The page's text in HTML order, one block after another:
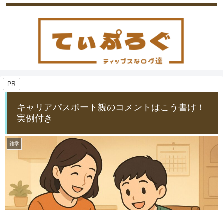
PR
キャリアパスポート親のコメントはこう書け！
実例付き
雑学